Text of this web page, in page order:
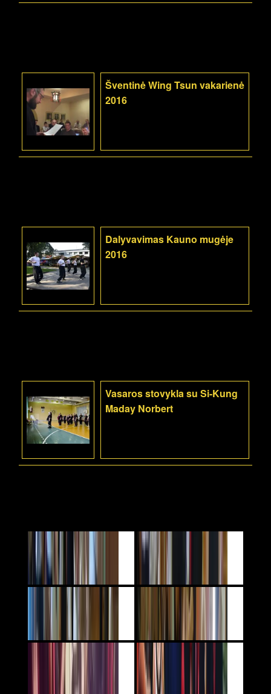
Šventinė Wing Tsun vakarienė
2016
Dalyvavimas Kauno mugėje
2016
Vasaros stovykla su Si-Kung
Maday Norbert